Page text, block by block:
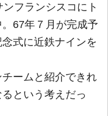
フランシスコにト
67年７月が完成予
式に近鉄ナインを
ームと紹介できれ
という考えだっ